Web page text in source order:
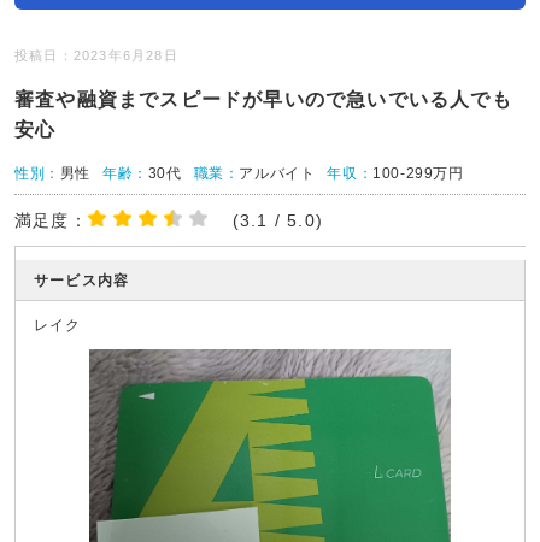
投稿日：2023年6月28日
審査や融資までスピードが早いので急いでいる人でも
安心
性別： 男性 年齢： 30代 職業： アルバイト 年収： 100-299万円
満足度： (3.1 / 5.0)
サービス内容
レイク